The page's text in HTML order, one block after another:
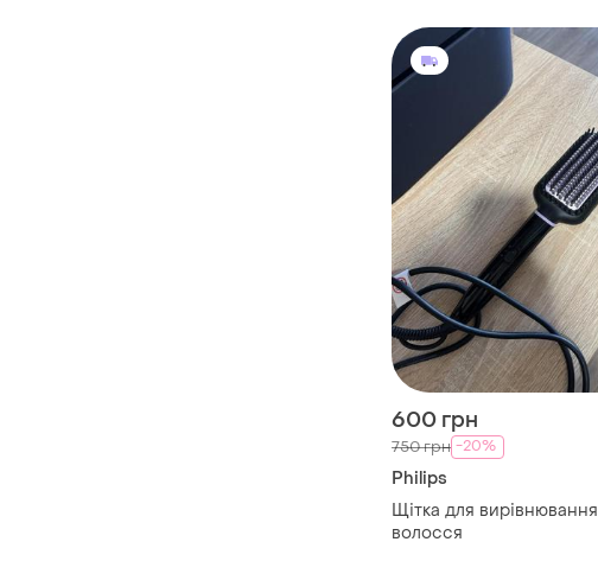
600 грн
750 грн -20%
Philips
Щітка для вирівнювання
волосся